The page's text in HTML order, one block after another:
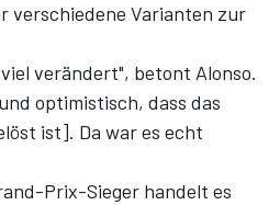
verschiedene Varianten zur
verändert", betont Alonso.
optimistisch, dass das
ist]. Da war es echt
Prix-Sieger handelt es